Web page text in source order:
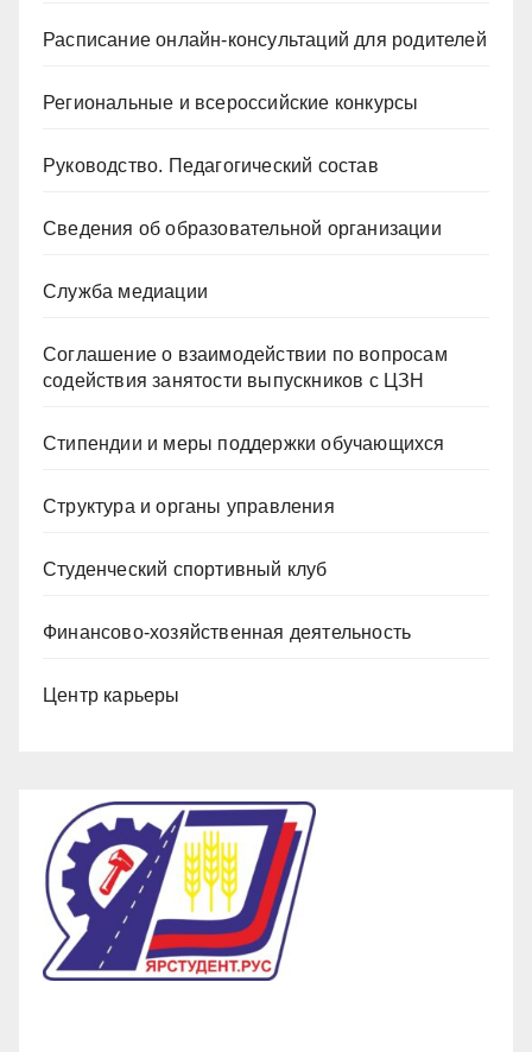
Расписание онлайн-консультаций для родителей
Региональные и всероссийские конкурсы
Руководство. Педагогический состав
Сведения об образовательной организации
Служба медиации
Соглашение о взаимодействии по вопросам
содействия занятости выпускников с ЦЗН
Стипендии и меры поддержки обучающихся
Структура и органы управления
Студенческий спортивный клуб
Финансово-хозяйственная деятельность
Центр карьеры